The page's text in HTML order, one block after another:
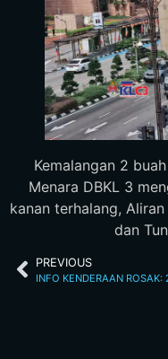
Kemalangan 2
Menara DBKL 3
kanan terhalang,
dan
PREVIOUS